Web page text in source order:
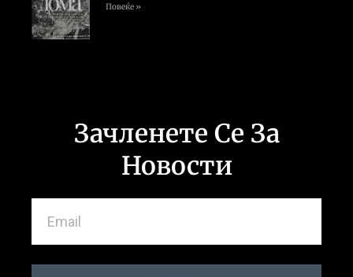
Повеќе »
Зачленете Се За
Новости